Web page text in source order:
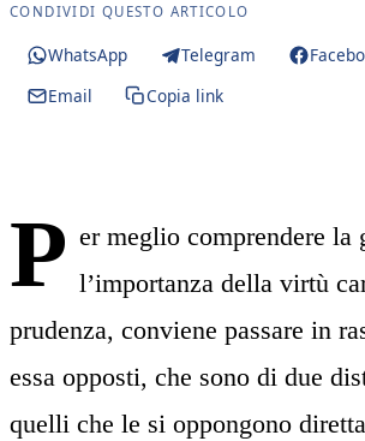
CONDIVIDI QUESTO ARTICOLO
WhatsApp Telegram
Email
Copia link
P er meglio comprendere la
l’importanza della virtù
prudenza, conviene passare in
essa opposti, che sono di due
quelli che le si oppongono